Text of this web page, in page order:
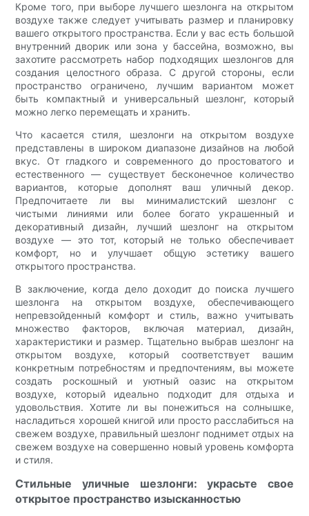
Кроме того, при выборе лучшего шезлонга на открытом
воздухе также следует учитывать размер и планировку
вашего открытого пространства. Если у вас есть большой
внутренний дворик или зона у бассейна, возможно, вы
захотите рассмотреть набор подходящих шезлонгов для
создания целостного образа. С другой стороны, если
пространство ограничено, лучшим вариантом может
быть компактный и универсальный шезлонг, который
можно легко перемещать и хранить.
Что касается стиля, шезлонги на открытом воздухе
представлены в широком диапазоне дизайнов на любой
вкус. От гладкого и современного до простоватого и
естественного — существует бесконечное количество
вариантов, которые дополнят ваш уличный декор.
Предпочитаете ли вы минималистский шезлонг с
чистыми линиями или более богато украшенный и
декоративный дизайн, лучший шезлонг на открытом
воздухе — это тот, который не только обеспечивает
комфорт, но и улучшает общую эстетику вашего
открытого пространства.
В заключение, когда дело доходит до поиска лучшего
шезлонга на открытом воздухе, обеспечивающего
непревзойденный комфорт и стиль, важно учитывать
множество факторов, включая материал, дизайн,
характеристики и размер. Тщательно выбрав шезлонг на
открытом воздухе, который соответствует вашим
конкретным потребностям и предпочтениям, вы можете
создать роскошный и уютный оазис на открытом
воздухе, который идеально подходит для отдыха и
удовольствия. Хотите ли вы понежиться на солнышке,
насладиться хорошей книгой или просто расслабиться на
свежем воздухе, правильный шезлонг поднимет отдых на
свежем воздухе на совершенно новый уровень комфорта
и стиля.
Стильные уличные шезлонги: украсьте свое
открытое пространство изысканностью